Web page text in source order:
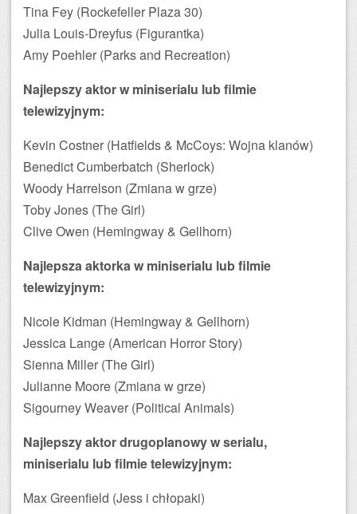
Tina Fey (Rockefeller Plaza 30)
Julia Louis-Dreyfus (Figurantka)
Amy Poehler (Parks and Recreation)
Najlepszy aktor w miniserialu lub filmie
telewizyjnym:
Kevin Costner (Hatfields & McCoys: Wojna klanów)
Benedict Cumberbatch (Sherlock)
Woody Harrelson (Zmiana w grze)
Toby Jones (The Girl)
Clive Owen (Hemingway & Gellhorn)
Najlepsza aktorka w miniserialu lub filmie
telewizyjnym:
Nicole Kidman (Hemingway & Gellhorn)
Jessica Lange (American Horror Story)
Sienna Miller (The Girl)
Julianne Moore (Zmiana w grze)
Sigourney Weaver (Political Animals)
Najlepszy aktor drugoplanowy w serialu,
miniserialu lub filmie telewizyjnym:
Max Greenfield (Jess i chłopaki)